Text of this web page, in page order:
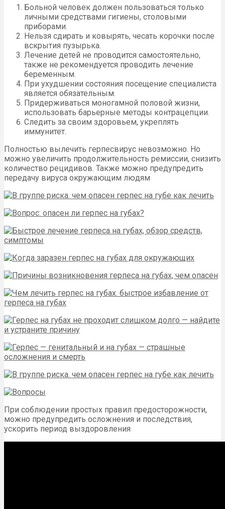
Больной человек должен пользоваться только
личными средствами гигиены, столовыми
приборами.
Нельзя сдирать и ковырять, чесать корочки после
вскрытия пузырька.
Лечение детей не проводится самостоятельно,
также не рекомендуется проводить лечение
беременным.
При ухудшении состояния посещение специалиста
является обязательным.
Придерживаться моногамной половой жизни,
использовать барьерные методы контрацепции.
Следить за своим здоровьем, укреплять
иммунитет.
Полностью вылечить герпесвирус невозможно. Но
можно увеличить продолжительность ремиссии, снизить
количество рецидивов. Также можно предупредить
передачу вируса окружающим людям
При соблюдении простых правил предосторожности,
можно предупредить осложнения и последствия,
ускорить период выздоровления